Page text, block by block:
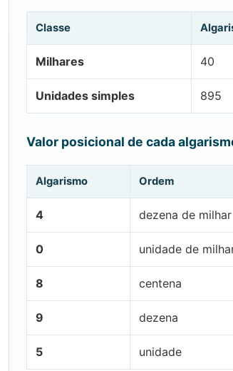
Classe
Milhares 40
Unidades simples 895
Valor posicional de cada
Algarismo Ordem
4 dezena de milhar
0 unidade de
8 centena
9 dezena
5 unidade